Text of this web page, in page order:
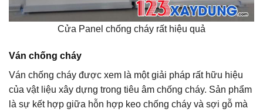
Cửa Panel chống cháy rất hiệu quả
Ván chống cháy
Ván chống cháy được xem là một giải pháp rất hữu hiệu
của vật liệu xây dựng trong tiêu âm chống cháy. Sản phẩm
là sự kết hợp giữa hỗn hợp keo chống cháy và sợi gỗ mà